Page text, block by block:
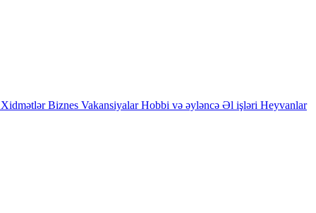
Xidmətlər Biznes Vakansiyalar Hobbi və əyləncə Əl işləri Heyvanlar